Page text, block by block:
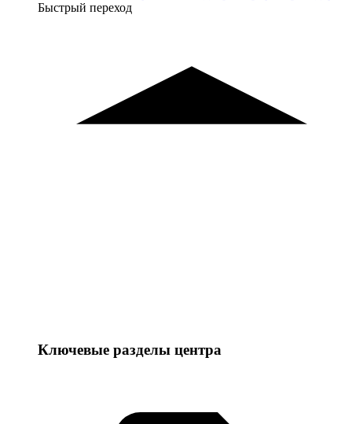
Быстрый переход
Ключевые разделы центра